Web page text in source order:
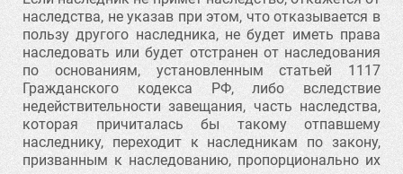
наследства, не указав при этом, что отказывается в
пользу другого наследника, не будет иметь права
наследовать или будет отстранен от наследования
по основаниям, установленным статьей 1117
Гражданского кодекса РФ, либо вследствие
недействительности завещания, часть наследства,
которая причиталась бы такому отпавшему
наследнику, переходит к наследникам по закону,
призванным к наследованию, пропорционально их